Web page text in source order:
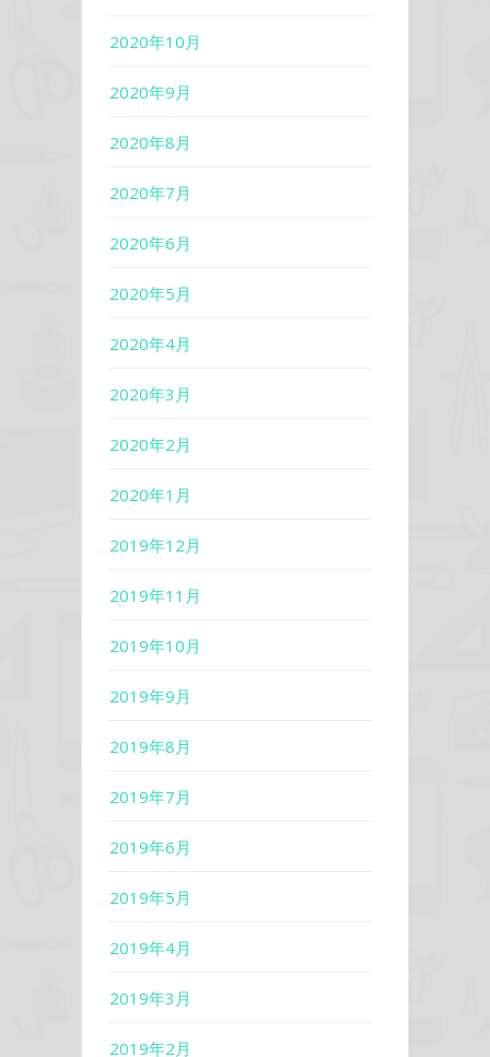
2020年10月
2020年9月
2020年8月
2020年7月
2020年6月
2020年5月
2020年4月
2020年3月
2020年2月
2020年1月
2019年12月
2019年11月
2019年10月
2019年9月
2019年8月
2019年7月
2019年6月
2019年5月
2019年4月
2019年3月
2019年2月